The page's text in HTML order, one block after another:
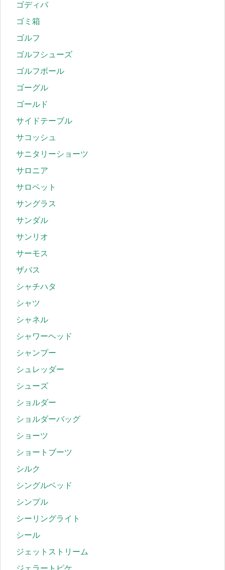
ゴディバ
ゴミ箱
ゴルフ
ゴルフシューズ
ゴルフボール
ゴーグル
ゴールド
サイドテーブル
サコッシュ
サニタリーショーツ
サロニア
サロペット
サングラス
サンダル
サンリオ
サーモス
ザバス
シャチハタ
シャツ
シャネル
シャワーヘッド
シャンプー
シュレッダー
シューズ
ショルダー
ショルダーバッグ
ショーツ
ショートブーツ
シルク
シングルベッド
シンプル
シーリングライト
シール
ジェットストリーム